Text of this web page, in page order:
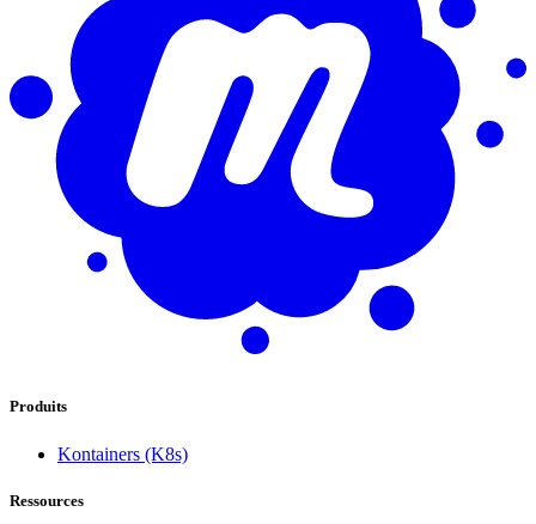
Produits
Kontainers (K8s)
Ressources